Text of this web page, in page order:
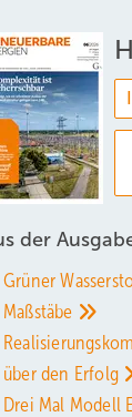
der
Grüner
Maßstäbe
über den Erfolg
Drei Mal Modell